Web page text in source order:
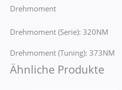
Drehmoment
Drehmoment (Serie): 320NM
Drehmoment (Tuning): 373NM
Ähnliche Produkte